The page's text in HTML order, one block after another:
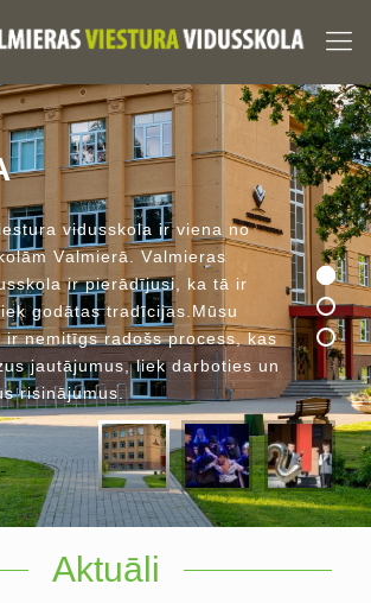
iestura vidusskola ir viena no
olām Valmierā Valmieras
sskola ir pierādījusi ka tā ir
iek godātas tradīcijas Mūsu
ir nemitīgs radošs process, kas
us jautājumus, liek darboties un
s risinājumus.
Aktuāli